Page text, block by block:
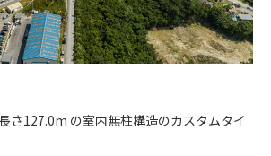
さ127.0m の室内無柱構造のカスタムタイ